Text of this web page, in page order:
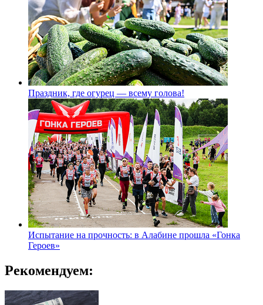
Праздник, где огурец — всему голова!
Испытание на прочность: в Алабине прошла «Гонка
Героев»
Рекомендуем: